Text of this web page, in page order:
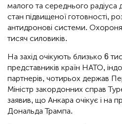
малого та середнього радіуса
стан підвищеної готовності,
антидронові системи.
тисяч силовиків.
На захід очікують близько 6
представників країн НАТО,
партнерів, чотирьох держав
Міністр закордонних справ
заявив, що Анкара очікує і на
Дональда Трампа.